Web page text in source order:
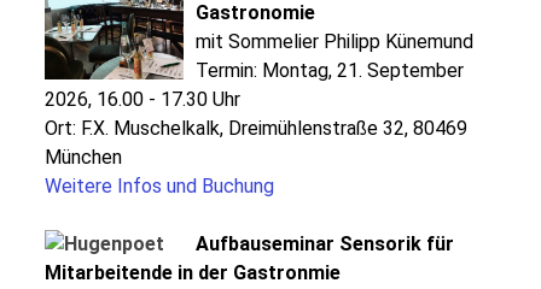
Gastronomie
mit Sommelier Philipp Künemund
Termin: Montag, 21. September
2026, 16.00 - 17.30 Uhr
Ort: F.X. Muschelkalk, Dreimühlenstraße 32, 80469
München
Weitere Infos und Buchung
Aufbauseminar Sensorik für
Mitarbeitende in der Gastronmie